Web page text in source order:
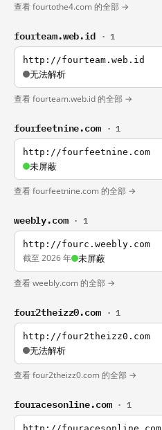
查看 fourtothe4.com 的全部 →
fourteam.web.id · 1
http://fourteam.web.id
无法解析
查看 fourteam.web.id 的全部 →
fourfeetnine.com · 1
http://fourfeetnine.com
未屏蔽
查看 fourfeetnine.com 的全部 →
weebly.com · 1
http://fourc.weebly.com
截至 2026 年 未屏蔽
查看 weebly.com 的全部 →
four2theizz0.com · 1
http://four2theizz0.com
无法解析
查看 four2theizz0.com 的全部 →
fouracesonline.com · 1